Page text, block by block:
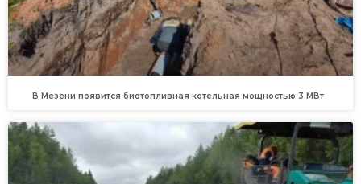
В Мезени появится биотопливная котельная мощностью 3 МВт